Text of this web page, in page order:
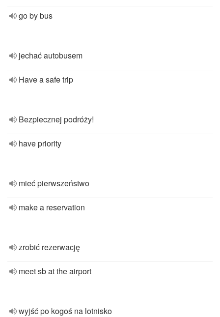
go by bus
jechać autobusem
Have a safe trip
Bezpiecznej podróży!
have priority
mieć pierwszeństwo
make a reservation
zrobić rezerwację
meet sb at the airport
wyjść po kogoś na lotnisko